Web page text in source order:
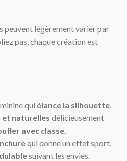
peuvent légèrement varier par
pas, chaque création est
qui élance la silhouette.
et naturellesdélicieusement
avec classe.
qui donne un effet sport.
suivant les envies.